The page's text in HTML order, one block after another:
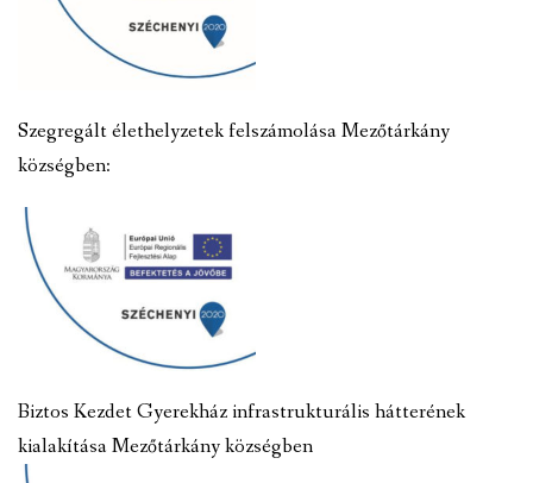
Szegregált élethelyzetek felszámolása Mezőtárkány
községben:
Biztos Kezdet Gyerekház infrastrukturális hátterének
kialakítása Mezőtárkány községben